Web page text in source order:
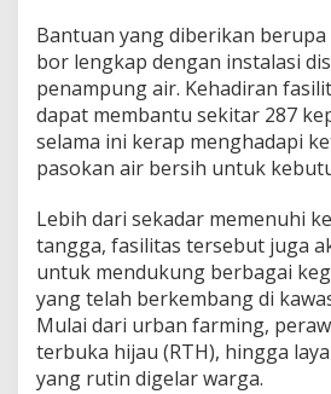
Bantuan yang diberikan
bor lengkap dengan instalasi
penampung air. Kehadiran
dapat membantu sekitar 287
selama ini kerap menghadapi
pasokan air bersih untuk
Lebih dari sekadar memenuhi
tangga, fasilitas tersebut juga
untuk mendukung berbagai
yang telah berkembang di
Mulai dari urban farming,
terbuka hijau (RTH), hingga
yang rutin digelar warga.